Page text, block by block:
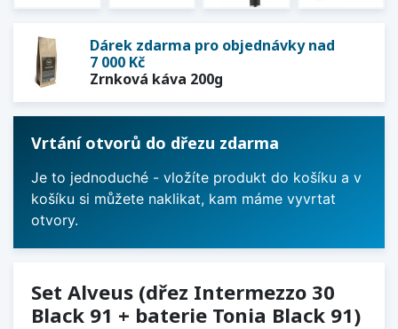
Dárek zdarma pro objednávky nad
7 000 Kč
Zrnková káva 200g
Vrtání otvorů do dřezu zdarma
Je to jednoduché - vložíte produkt do košíku a v
košíku si můžete naklikat, kam máme vyvrtat
otvory.
Set Alveus (dřez Intermezzo 30
Black 91 + baterie Tonia Black 91)